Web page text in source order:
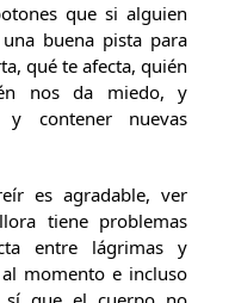
que si alguien
buena pista para
qué te afecta, quién
nos da miedo, y
contener nuevas
es agradable, ver
tiene problemas
entre lágrimas y
momento e incluso